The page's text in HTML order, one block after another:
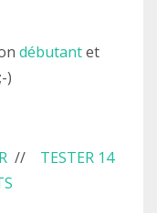
débutantet
)
// TESTER 14